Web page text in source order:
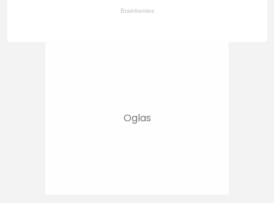
Brainberries